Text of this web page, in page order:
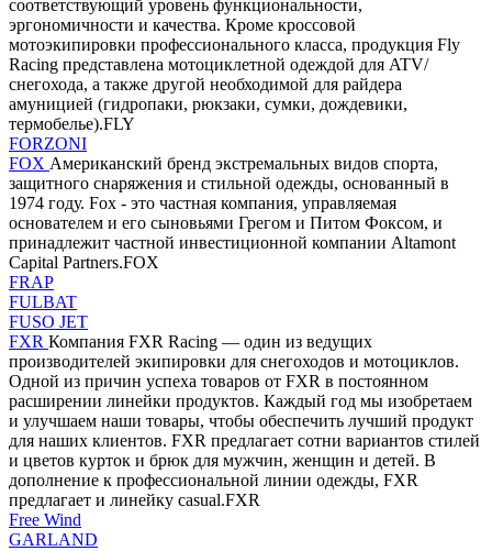
соответствующий уровень функциональности,
эргономичности и качества. Кроме кроссовой
мотоэкипировки профессионального класса, продукция Fly
Racing представлена мотоциклетной одеждой для ATV/
снегохода, а также другой необходимой для райдера
амуницией (гидропаки, рюкзаки, сумки, дождевики,
термобелье).FLY
FORZONI
FOX Американский бренд экстремальных видов спорта,
защитного снаряжения и стильной одежды, основанный в
1974 году. Fox - это частная компания, управляемая
основателем и его сыновьями Грегом и Питом Фоксом, и
принадлежит частной инвестиционной компании Altamont
Capital Partners.FOX
FRAP
FULBAT
FUSO JET
FXR Компания FXR Racing — один из ведущих
производителей экипировки для снегоходов и мотоциклов.
Одной из причин успеха товаров от FXR в постоянном
расширении линейки продуктов. Каждый год мы изобретаем
и улучшаем наши товары, чтобы обеспечить лучший продукт
для наших клиентов. FXR предлагает сотни вариантов стилей
и цветов курток и брюк для мужчин, женщин и детей. В
дополнение к профессиональной линии одежды, FXR
предлагает и линейку casual.FXR
Free Wind
GARLAND